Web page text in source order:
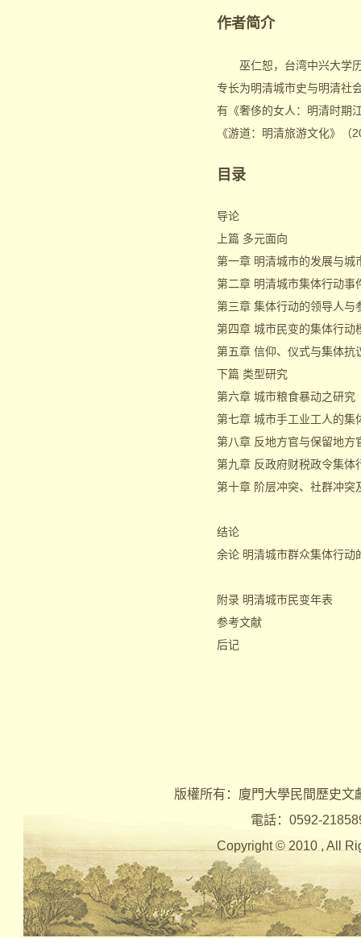
作者简介
巫仁恕，台湾中兴大学历
专长为明清城市史与明清社
有《奢侈的女人：明清时期
《游道：明清旅游文化》（
目录
导论
上篇 多元面向
第一章 明清城市的发展与城
第二章 明清城市集体行动事
第三章 集体行动的领导人与
第四章 城市民变的集体行动
第五章 信仰、仪式与集体抗
下篇 类型研究
第六章 城市粮食暴动之研究
第七章 城市手工业工人的集
第八章 反地方官与保留地方
第九章 反政府财税政令集体
第十章 阶层冲突、社群冲突
结论
余论 明清城市群众集体行动
附录 明清城市民变年表
参考文献
后记
版權所有：廈門大學民間歷史
電話：0592-
Copyright © 2010 , All